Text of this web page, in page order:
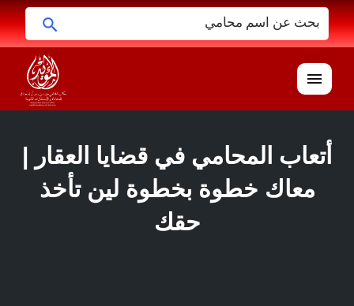
البحث
عن:
القائمة
أتعاب المحامي في قضايا العقار |
معاك خطوة بخطوة لين تأخذ
حقك